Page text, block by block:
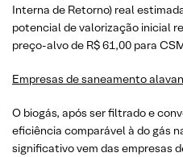
Interna de Retorno) real
potencial de valorização inicial
preço-alvo de R$ 61,00 para
Empresas de saneamento
O biogás, após ser filtrado e
eficiência comparável à do gás
significativo vem das empresas